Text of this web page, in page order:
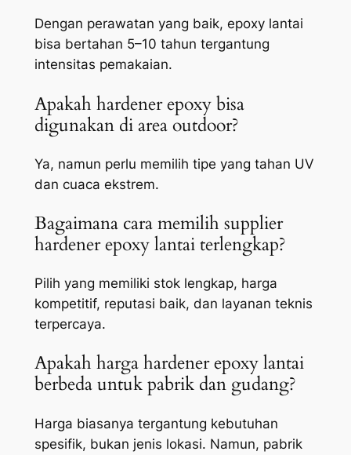
Dengan perawatan yang baik, epoxy lantai
bisa bertahan 5–10 tahun tergantung
intensitas pemakaian.
Apakah hardener epoxy bisa
digunakan di area outdoor?
Ya, namun perlu memilih tipe yang tahan UV
dan cuaca ekstrem.
Bagaimana cara memilih supplier
hardener epoxy lantai terlengkap?
Pilih yang memiliki stok lengkap, harga
kompetitif, reputasi baik, dan layanan teknis
terpercaya.
Apakah harga hardener epoxy lantai
berbeda untuk pabrik dan gudang?
Harga biasanya tergantung kebutuhan
spesifik, bukan jenis lokasi. Namun, pabrik